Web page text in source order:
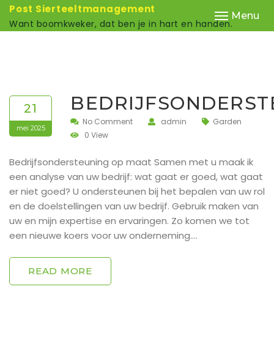
Post Sierteeltmanagement
Want boomkweker, dat ben je in hart en handen.
Menu
21
mei 2025
No Comment admin
Garden
0 View
Bedrijfsondersteuning op maat Samen met u maak ik
een analyse van uw bedrijf: wat gaat er goed, wat gaat
er niet goed? U ondersteunen bij het bepalen van uw rol
en de doelstellingen van uw bedrijf. Gebruik maken van
uw en mijn expertise en ervaringen. Zo komen we tot
een nieuwe koers voor uw onderneming.…
READ MORE